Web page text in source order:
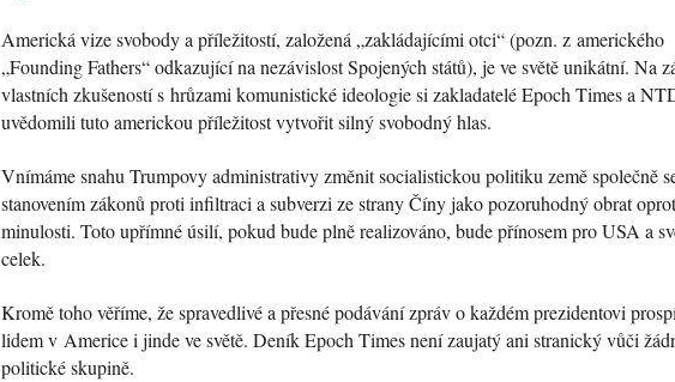
Americká vize svobody a příležitostí, založená „zakládajícími otci“ (pozn. z amerického
„Founding Fathers“ odkazující na nezávislost Spojených států), je ve světě unikátní. Na
vlastních zkušeností s hrůzami komunistické ideologie si zakladatelé Epoch Times a
uvědomili tuto americkou příležitost vytvořit silný svobodný hlas.
Vnímáme snahu Trumpovy administrativy změnit socialistickou politiku země společně
stanovením zákonů proti infiltraci a subverzi ze strany Číny jako pozoruhodný obrat
minulosti. Toto upřímné úsilí, pokud bude plně realizováno, bude přínosem pro USA a
celek.
Kromě toho věříme, že spravedlivé a přesné podávání zpráv o každém prezidentovi
lidem v Americe i jinde ve světě. Deník Epoch Times není zaujatý ani stranický vůči
politické skupině.